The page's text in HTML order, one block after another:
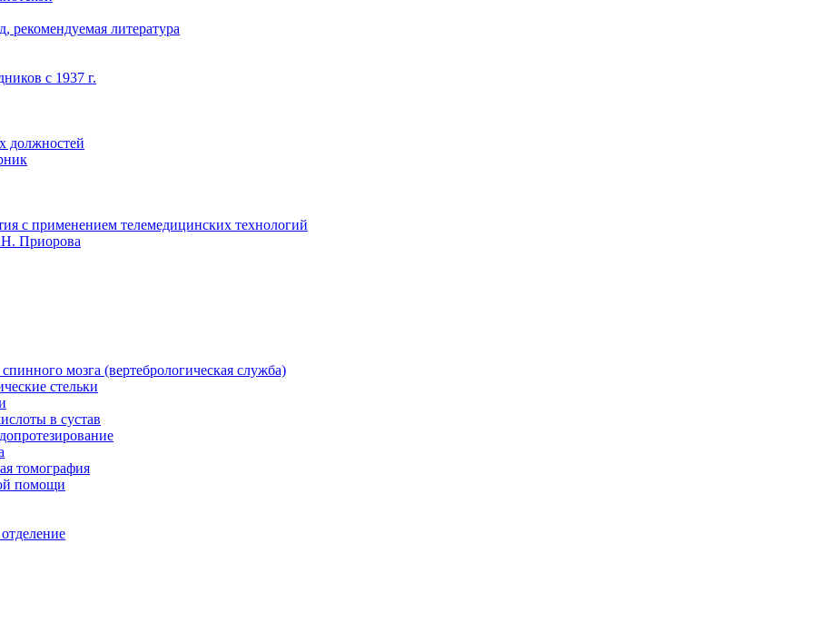
литература
с 1937 г.
должностей
с применением телемедицинских технологий
Приорова
мозга (вертебрологическая служба)
стельки
в сустав
томография
помощи